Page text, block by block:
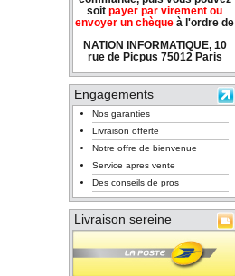
soit payer par virement ou
envoyer un chèque à l'ordre de
NATION INFORMATIQUE, 10
rue de Picpus 75012 Paris
Engagements
Nos garanties
Livraison offerte
Notre offre de bienvenue
Service apres vente
Des conseils de pros
Livraison sereine